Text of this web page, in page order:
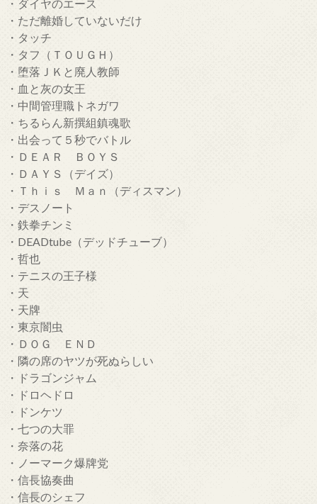
・ダイヤのエース
・ただ離婚していないだけ
・タッチ
・タフ（ＴＯＵＧＨ）
・堕落ＪＫと廃人教師
・血と灰の女王
・中間管理職トネガワ
・ちるらん新撰組鎮魂歌
・出会って５秒でバトル
・ＤＥＡＲ ＢＯＹＳ
・ＤＡＹＳ（デイズ）
・Ｔｈｉｓ Ｍａｎ（ディスマン）
・デスノート
・鉄拳チンミ
・DEADtube（デッドチューブ）
・哲也
・テニスの王子様
・天
・天牌
・東京闇虫
・ＤＯＧ ＥＮＤ
・隣の席のヤツが死ぬらしい
・ドラゴンジャム
・ドロヘドロ
・ドンケツ
・七つの大罪
・奈落の花
・ノーマーク爆牌党
・信長協奏曲
・信長のシェフ